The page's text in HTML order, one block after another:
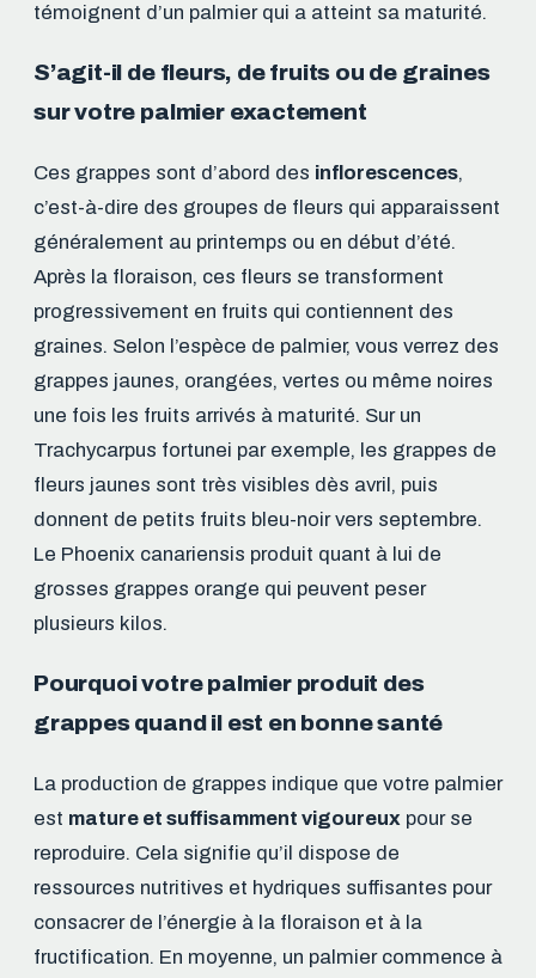
témoignent d’un palmier qui a atteint sa maturité.
S’agit-il de fleurs, de fruits ou de graines
sur votre palmier exactement
Ces grappes sont d’abord des inflorescences,
c’est-à-dire des groupes de fleurs qui apparaissent
généralement au printemps ou en début d’été.
Après la floraison, ces fleurs se transforment
progressivement en fruits qui contiennent des
graines. Selon l’espèce de palmier, vous verrez des
grappes jaunes, orangées, vertes ou même noires
une fois les fruits arrivés à maturité. Sur un
Trachycarpus fortunei par exemple, les grappes de
fleurs jaunes sont très visibles dès avril, puis
donnent de petits fruits bleu-noir vers septembre.
Le Phoenix canariensis produit quant à lui de
grosses grappes orange qui peuvent peser
plusieurs kilos.
Pourquoi votre palmier produit des
grappes quand il est en bonne santé
La production de grappes indique que votre palmier
est mature et suffisamment vigoureux pour se
reproduire. Cela signifie qu’il dispose de
ressources nutritives et hydriques suffisantes pour
consacrer de l’énergie à la floraison et à la
fructification. En moyenne, un palmier commence à